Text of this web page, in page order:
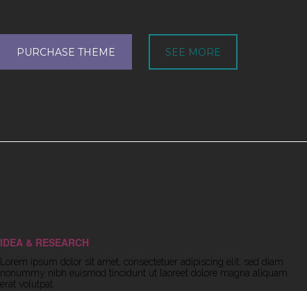
PURCHASE THEME SEE MORE
IDEA & RESEARCH
Lorem ipsum dolor sit amet, consectetuer adipiscing elit, sed diam
nonummy nibh euismod tincidunt ut laoreet dolore magna aliquam
erat volutpat.